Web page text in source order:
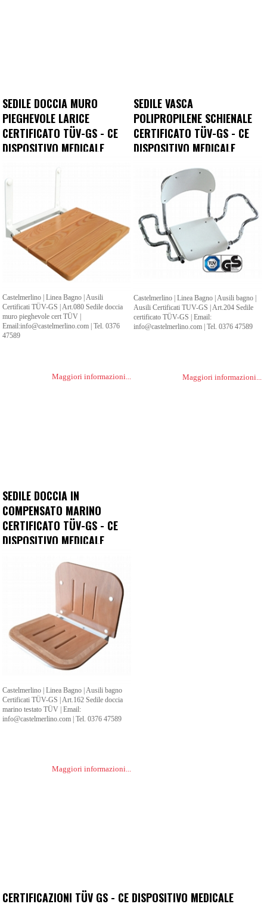
SEDILE DOCCIA MURO
PIEGHEVOLE LARICE
CERTIFICATO TÜV-GS - CE
DISPOSITIVO MEDICALE
Castelmerlino | Linea Bagno | Ausili
Certificati TÜV-GS | Art.080 Sedile doccia
muro pieghevole cert TÜV |
Email:info@castelmerlino.com | Tel. 0376
47589
Maggiori informazioni...
SEDILE VASCA
POLIPROPILENE SCHIENALE
CERTIFICATO TÜV-GS - CE
DISPOSITIVO MEDICALE
Castelmerlino | Linea Bagno | Ausili bagno |
Ausili Certificati TUV-GS | Art.204 Sedile
certificato TÜV-GS | Email:
info@castelmerlino.com | Tel. 0376 47589
Maggiori informazioni...
SEDILE DOCCIA IN
COMPENSATO MARINO
CERTIFICATO TÜV-GS - CE
DISPOSITIVO MEDICALE
Castelmerlino | Linea Bagno | Ausili bagno
Certificati TÜV-GS | Art.162 Sedile doccia
marino testato TÜV | Email:
info@castelmerlino.com | Tel. 0376 47589
Maggiori informazioni...
CERTIFICAZIONI TÜV GS - CE DISPOSITIVO MEDICALE